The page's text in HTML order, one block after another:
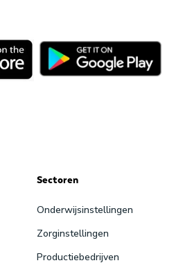
Sectoren
Onderwijsinstellingen
Zorginstellingen
Productiebedrijven